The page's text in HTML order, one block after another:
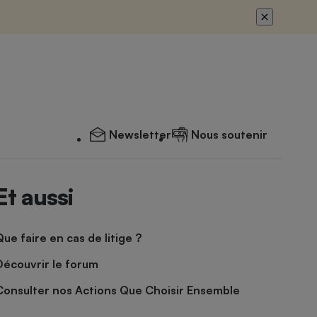
Newsletter Nous soutenir
aussi
faire en cas de litige ?
le forum
nos Actions Que Choisir Ensemble